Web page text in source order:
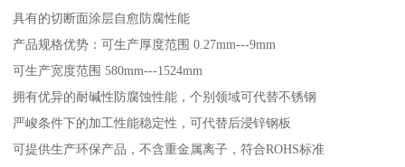
具有的切断面涂层自愈防腐性能
产品规格优势：可生产厚度范围 0.27mm---9mm
可生产宽度范围 580mm---1524mm
拥有优异的耐碱性防腐蚀性能，个别领域可代替不锈钢
严峻条件下的加工性能稳定性，可代替后浸锌钢板
可提供生产环保产品，不含重金属离子，符合ROHS标准